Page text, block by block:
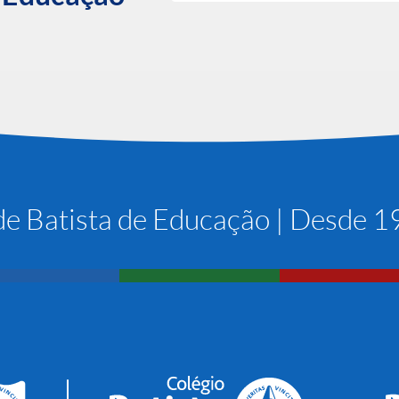
Batista de Educação | Desde